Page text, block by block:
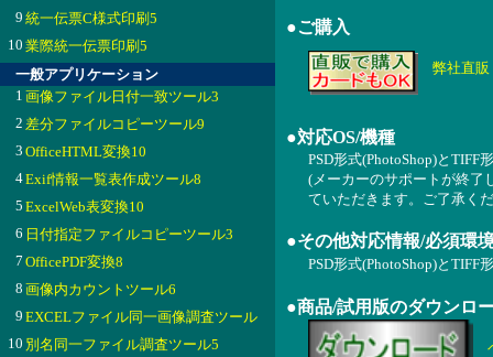
9 統一伝票C様式印刷5
10 業際統一伝票印刷5
一般アプリケーション
1 画像ファイル日付一致ツール3
2 差分ファイルコピーツール9
3 OfficeHTML変換10
4Exif情報一覧表作成ツール8
5 ExcelWeb表変換10
6 日付指定ファイルコピーツール3
7 OfficePDF変換8
8 画像内カウントツール6
9 EXCELファイル同一画像調査ツール
10 別名同一ファイル調査ツール5
●ご購入
弊社直販
●対応OS/機種
PSD形式(PhotoShop)とTIFF
(メーカーのサポートが終了
ていただきます。ご了承く
●その他対応情報/必須環
PSD形式(PhotoShop)と
●商品/試用版のダウンロ